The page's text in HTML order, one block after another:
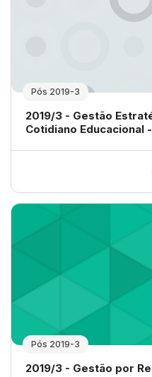
Pós 2019-3
Nome da disciplina
2019/3 - Gestão
Cotidiano Educacional
Pós 2019-3
Nome da disciplina
2019/3 - Gestão por